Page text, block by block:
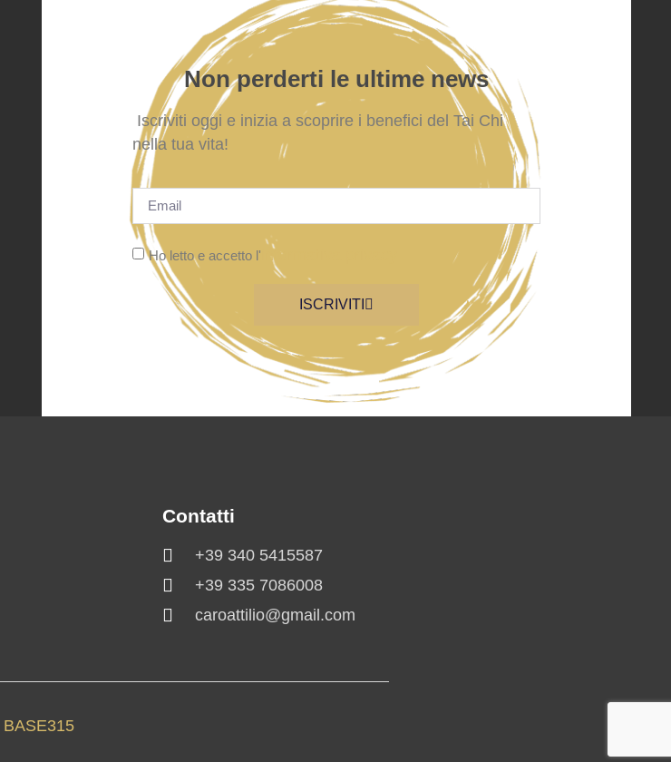
Non perderti le ultime news
Iscriviti oggi e inizia a scoprire i benefici del Tai Chi
nella tua vita!
Ho letto e accetto l' informativa privacy
ISCRIVITI
Contatti
+39 340 5415587
+39 335 7086008
caroattilio@gmail.com
BASE315